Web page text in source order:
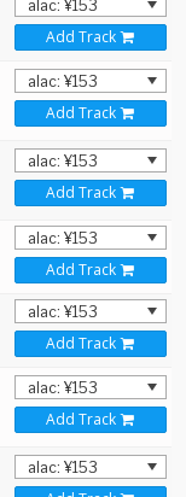
Add Track
Add Track
Add Track
Add Track
Add Track
Add Track